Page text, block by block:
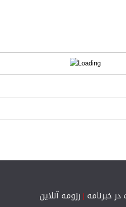
خبرنامه | رزومه آنلاین